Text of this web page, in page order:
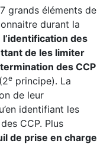
grands éléments de
durant la
l’identification des
de les limiter
des CCP
(2e principe). La
de leur
identifiant les
CCP. Plus
de prise en charge